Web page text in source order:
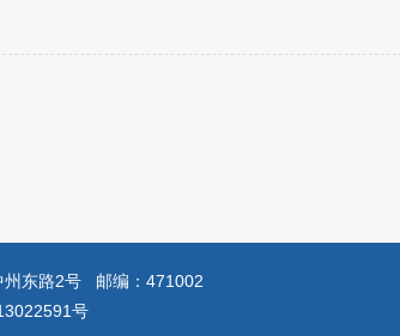
州东路2号 邮编：471002
号